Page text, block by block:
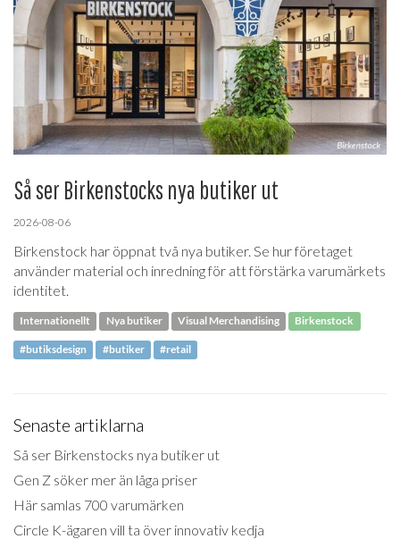
Så ser Birkenstocks nya butiker ut
2026-08-06
Birkenstock har öppnat två nya butiker. Se hur företaget
använder material och inredning för att förstärka varumärkets
identitet.
Internationellt Nya butiker Visual Merchandising Birkenstock
#butiksdesign #butiker #retail
Senaste artiklarna
Så ser Birkenstocks nya butiker ut
Gen Z söker mer än låga priser
Här samlas 700 varumärken
Circle K-ägaren vill ta över innovativ kedja